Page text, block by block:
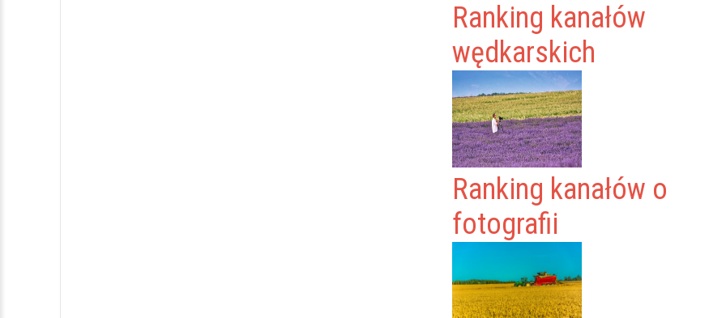
Ranking kanałów
wędkarskich
Ranking kanałów o
fotografii